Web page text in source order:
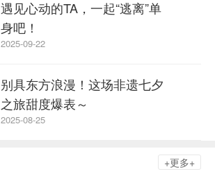
遇见心动的TA，一起“逃离”单
身吧！
2025-09-22
别具东方浪漫！这场非遗七夕
之旅甜度爆表～
2025-08-25
+更多+